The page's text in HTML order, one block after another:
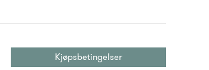
Kjøpsbetingelser